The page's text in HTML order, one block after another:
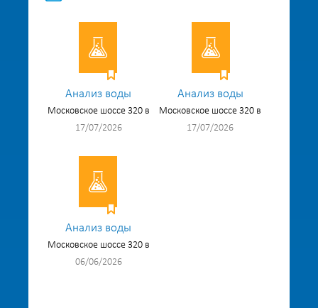
Анализ воды
Московское шоссе 320 в
17/07/2026
Анализ воды
Московское шоссе 320 в
17/07/2026
Анализ воды
Московское шоссе 320 в
06/06/2026